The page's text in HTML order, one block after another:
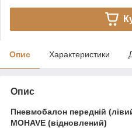
Опис Характеристики
Опис
Пневмобалон передній
MOHAVE (відновлений)